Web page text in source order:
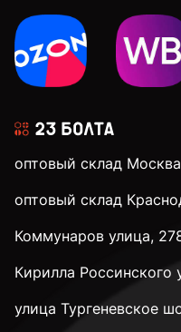
оптовый склад Москва
оптовый склад
Коммунаров улица,
Кирилла Россинского
улица Тургеневское